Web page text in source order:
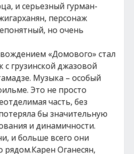
и серьезный гурман-
персонаж
но очень
«Домового» стал
с грузинской джазовой
Музыка – особый
Это не просто
часть, без
бы значительную
и динамичности.
и больше всего они
рядом.Карен Оганесян,